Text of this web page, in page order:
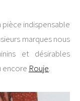
indispensable
marques nous
et désirables
encore Rouje.